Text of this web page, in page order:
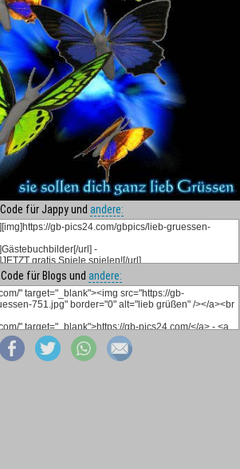
Code für Jappy und andere:
Code für Blogs und andere: